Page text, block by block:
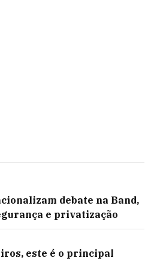
debate na Band,
e privatização
este é o principal